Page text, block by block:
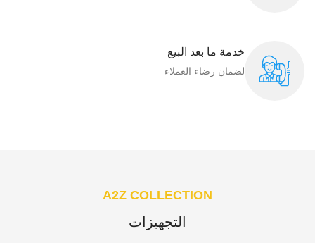
خدمة ما بعد البيع
لضمان رضاء العملاء​
A2Z COLLECTION
التجهيزات